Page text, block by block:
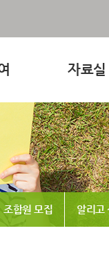
세요
직
자료실
교육 · 운
연구자료
참고도서
뉴스레터
동영상
조합원 모집 알리고